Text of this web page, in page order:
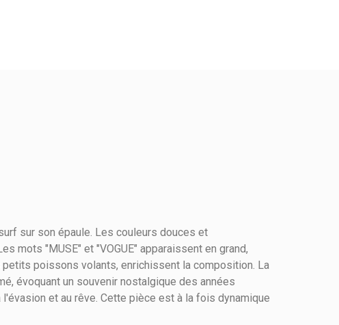
sur son épaule. Les couleurs douces et
mots "MUSE" et "VOGUE" apparaissent en grand,
poissons volants, enrichissent la composition. La
évoquant un souvenir nostalgique des années
et au rêve. Cette pièce est à la fois dynamique